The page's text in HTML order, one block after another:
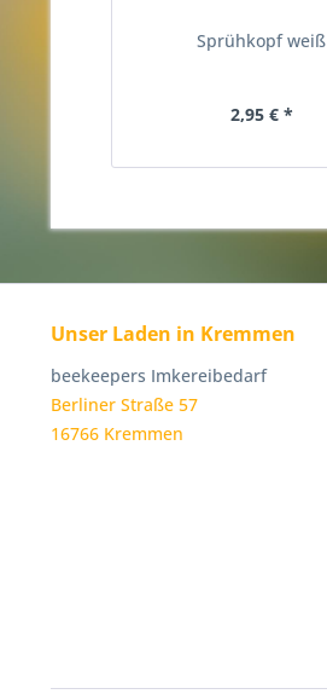
Sprühkopf weiß
2,95 € *
Unser Laden in Kremmen
beekeepers Imkereibedarf
Berliner Straße 57
16766 Kremmen